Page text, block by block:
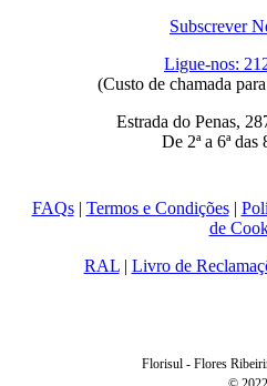
Subscrever
Ligue-nos:
(Custo de chamada
Estrada do Penas,
De 2ª a 6ª das
FAQs| Termos e Condições|
de
RAL| Livro de
Florisul - Flores